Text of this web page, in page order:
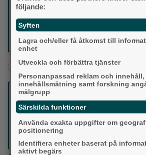
frågor.
Lördag 30 maj kl. 11.00–13.00:
familjen. Öppet hus med praktiska
vatten och kommunicera vid kris.
Källa: Härryda kommun
Härryda + Aktuellt
Följ oss på sociala medier:
Din enda lokaltidning som kommer på
GRATIS!
Lokalpressen, på webben, i brevlådan
följande:
Syften
Lagra och/eller få åtkomst till
enhet
Utveckla och förbättra tjänster
Personanpassad reklam och
innehållsmätning samt forskning
målgrupp
Särskilda funktioner
Använda exakta uppgifter om
positionering
Identifiera enheter baserat på
aktivt begärs